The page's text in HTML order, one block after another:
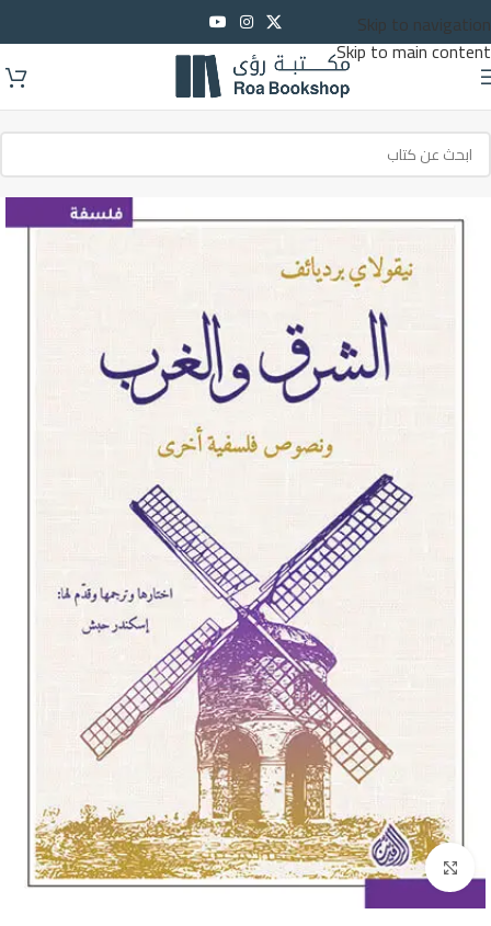
Skip to navigation
Skip to main content
Click to enlarge